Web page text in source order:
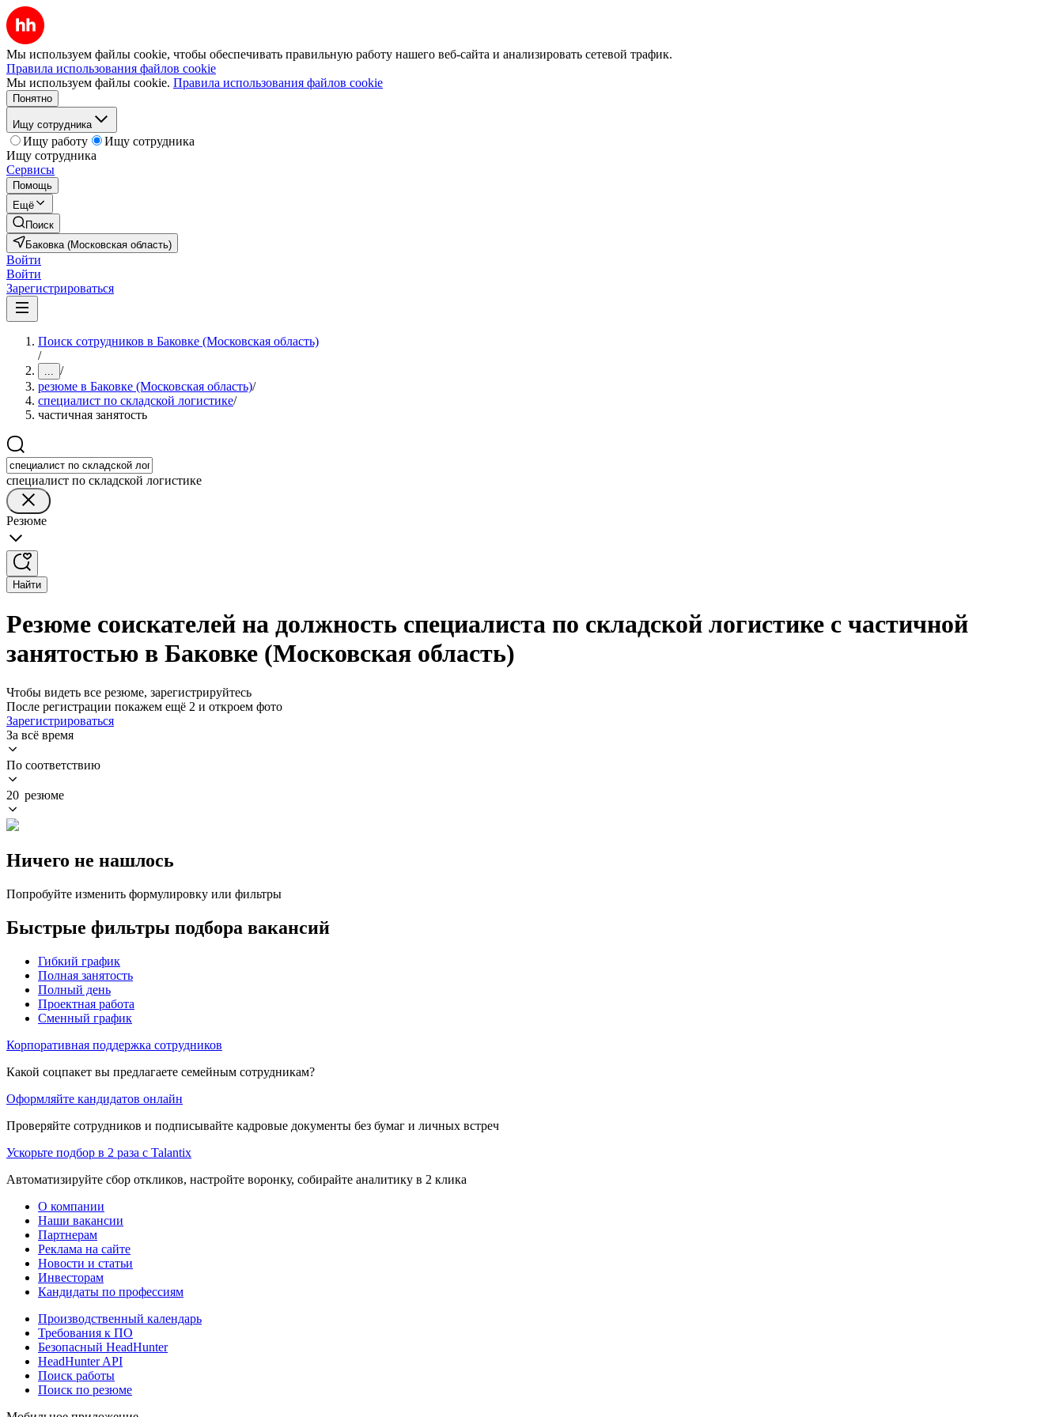
Мы используем файлы cookie, чтобы обеспечивать правильную работу нашего веб-сайта и анализировать сетевой трафик.
Правила использования файлов cookie
Мы используем файлы cookie. Правила использования файлов cookie
Понятно
Ищу сотрудника
Ищу работу
Ищу сотрудника
Ищу сотрудника
Сервисы
Помощь
Ещё
Поиск
Баковка (Московская область)
Войти
Войти
Зарегистрироваться
Поиск сотрудников в Баковке (Московская область)
/
... /
резюме в Баковке (Московская область)/
специалист по складской логистике/
частичная занятость
специалист по складской логистике
Резюме
Найти
Резюме соискателей на должность специалиста по складской логистике с частичной
занятостью в Баковке (Московская область)
Чтобы видеть все резюме, зарегистрируйтесь
После регистрации покажем ещё 2 и откроем фото
Зарегистрироваться
За всё время
По соответствию
20 резюме
Ничего не нашлось
Попробуйте изменить формулировку или фильтры
Быстрые фильтры подбора вакансий
Гибкий график
Полная занятость
Полный день
Проектная работа
Сменный график
Корпоративная поддержка сотрудников
Какой соцпакет вы предлагаете семейным сотрудникам?
Оформляйте кандидатов онлайн
Проверяйте сотрудников и подписывайте кадровые документы без бумаг и личных встреч
Ускорьте подбор в 2 раза с Talantix
Автоматизируйте сбор откликов, настройте воронку, собирайте аналитику в 2 клика
О компании
Наши вакансии
Партнерам
Реклама на сайте
Новости и статьи
Инвесторам
Кандидаты по профессиям
Производственный календарь
Требования к ПО
Безопасный HeadHunter
HeadHunter API
Поиск работы
Поиск по резюме